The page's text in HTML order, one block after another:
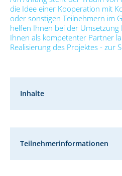
die Idee einer Kooperation mit
oder sonstigen Teilnehmern im
helfen Ihnen bei der
Ihnen als kompetenter Partner
Realisierung des Projektes - zur
Inhalte
Teilnehmerinformationen